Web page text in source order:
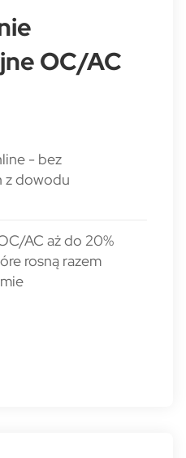
OC/AC
- bez
z dowodu
AC aż do 20%
rosną razem